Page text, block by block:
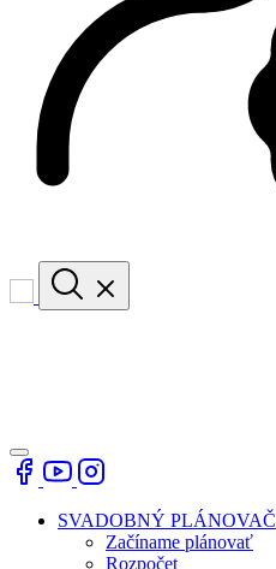
SVADOBNÝ PLÁNOVAČ
Začíname plánovať
Rozpočet